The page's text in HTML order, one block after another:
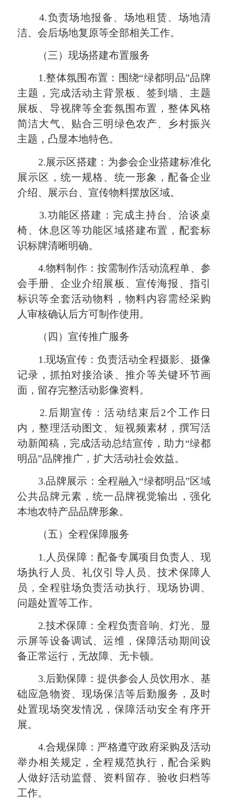
4.负责场地报备、场地租赁、场地清
洁、会后场地复原等全部相关工作。
（三）现场搭建布置服务
1.整体氛围布置：围绕“绿都明品”品牌
主题，完成活动主背景板、签到墙、主题
展板、导视牌等全套氛围布置，整体风格
简洁大气、贴合三明绿色农产、乡村振兴
主题，凸显本地特色。
2.展示区搭建：为参会企业搭建标准化
展示区，统一规格、统一形象，配备企业
介绍、展示台、宣传物料摆放区域。
3.功能区搭建：完成主持台、洽谈桌
椅、休息区等功能区域搭建布置，配套标
识标牌清晰明确。
4.物料制作：按需制作活动流程单、参
会手册、企业介绍展板、宣传海报、指引
标识等全套活动物料，物料内容需经采购
人审核确认后方可制作使用。
（四）宣传推广服务
1.现场宣传：负责活动全程摄影、摄像
记录，抓拍对接洽谈、推介等关键环节画
面，留存完整活动影像资料。
2.后期宣传：活动结束后2个工作日
内，整理活动图文、短视频素材，撰写活
动新闻稿，完成活动总结宣传，助力“绿都
明品”品牌推广，扩大活动社会效益。
3.品牌展示：全程融入“绿都明品”区域
公共品牌元素，统一品牌视觉输出，强化
本地农特产品品牌形象。
（五）全程保障服务
1.人员保障：配备专属项目负责人、现
场执行人员、礼仪引导人员、技术保障人
员，全程驻场负责活动执行、现场协调、
问题处置等工作。
2.技术保障：全程负责音响、灯光、显
示屏等设备调试、运维，保障活动期间设
备正常运行，无故障、无卡顿。
3.后勤保障：提供参会人员饮用水、基
础应急物资、现场保洁等后勤服务，及时
处置现场突发情况，保障活动安全有序开
展。
4.合规保障：严格遵守政府采购及活动
举办相关规定，全程规范执行，配合采购
人做好活动监督、资料留存、验收归档等
工作。